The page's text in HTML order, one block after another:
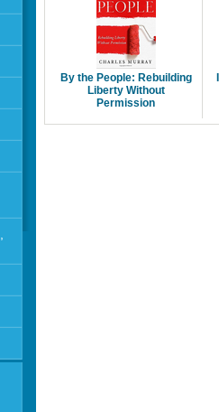
By the People: Rebuilding
Liberty Without
Permission